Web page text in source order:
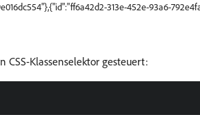
313e-452e-93a6-
Klassenselektor gesteuert: